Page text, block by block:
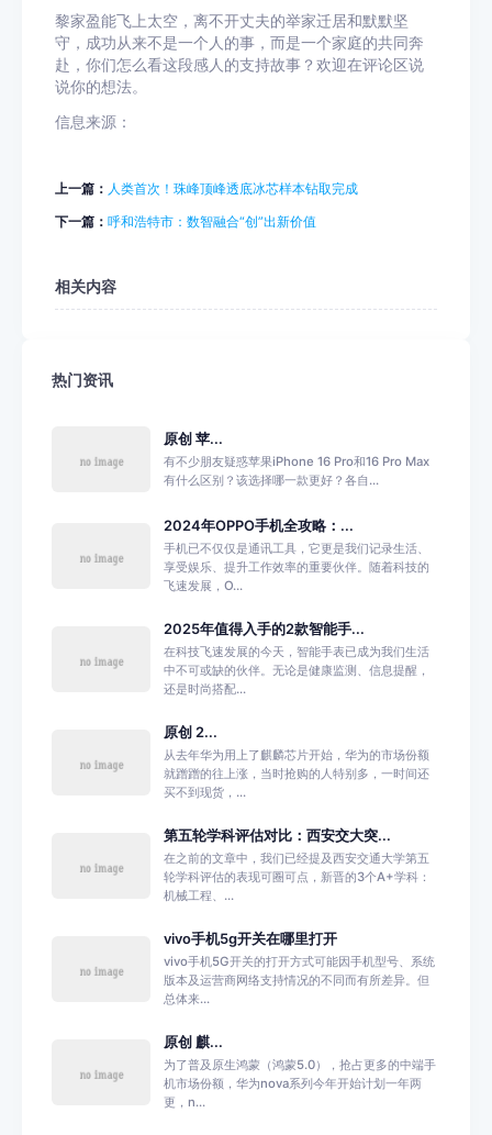
黎家盈能飞上太空，离不开丈夫的举家迁居和默默坚
守，成功从来不是一个人的事，而是一个家庭的共同奔
赴，你们怎么看这段感人的支持故事？欢迎在评论区说
说你的想法。
信息来源：
上一篇： 人类首次！珠峰顶峰透底冰芯样本钻取完成
下一篇： 呼和浩特市：数智融合“创”出新价值
相关内容
热门资讯
原创 苹...
有不少朋友疑惑苹果iPhone 16 Pro和16 Pro Max
有什么区别？该选择哪一款更好？各自...
2024年OPPO手机全攻略：...
手机已不仅仅是通讯工具，它更是我们记录生活、
享受娱乐、提升工作效率的重要伙伴。随着科技的
飞速发展，O...
2025年值得入手的2款智能手...
在科技飞速发展的今天，智能手表已成为我们生活
中不可或缺的伙伴。无论是健康监测、信息提醒，
还是时尚搭配...
原创 2...
从去年华为用上了麒麟芯片开始，华为的市场份额
就蹭蹭的往上涨，当时抢购的人特别多，一时间还
买不到现货，...
第五轮学科评估对比：西安交大突...
在之前的文章中，我们已经提及西安交通大学第五
轮学科评估的表现可圈可点，新晋的3个A+学科：
机械工程、...
vivo手机5g开关在哪里打开
vivo手机5G开关的打开方式可能因手机型号、系统
版本及运营商网络支持情况的不同而有所差异。但
总体来...
原创 麒...
为了普及原生鸿蒙（鸿蒙5.0），抢占更多的中端手
机市场份额，华为nova系列今年开始计划一年两
更，n...